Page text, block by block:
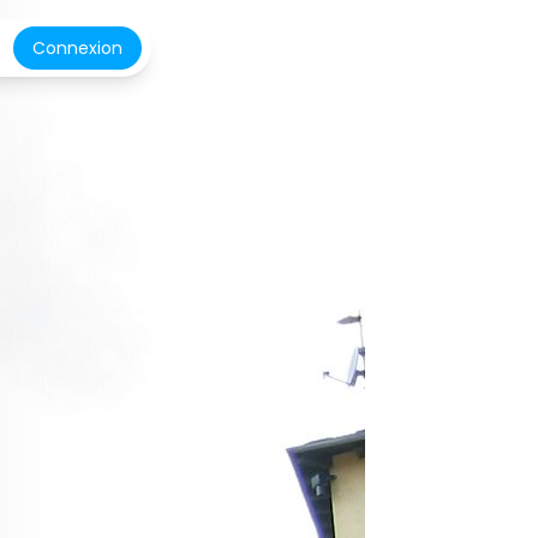
Connexion